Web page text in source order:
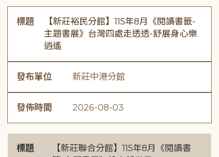
標題
【新莊裕民分館】115年8月《閱讀書籤-
主題書展》台灣四處走透透-舒展身心樂
逍遙
發布單位 新莊中港分館
發佈時間 2026-08-03
標題
【新莊聯合分館】115年8月《閱讀書